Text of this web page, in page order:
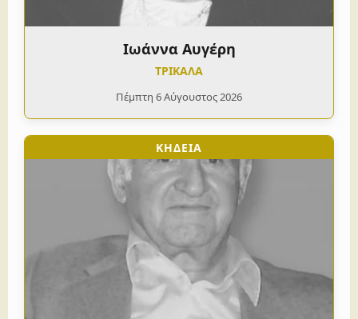
Ιωάννα Αυγέρη
ΤΡΙΚΑΛΑ
Πέμπτη 6 Αύγουστος 2026
ΚΗΔΕΙΑ